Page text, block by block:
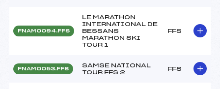
FNAM0094.FFS
LE MARATHON
INTERNATIONAL DE
BESSANS
MARATHON SKI
TOUR 1
FFS
FNAM0053.FFS
SAMSE NATIONAL
TOUR FFS 2
FFS